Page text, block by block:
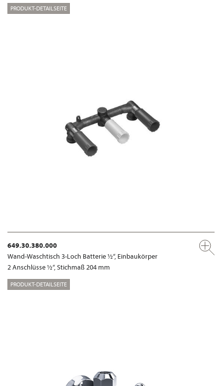
PRODUKT-DETAILSEITE
649.30.380.000
Wand-Waschtisch 3-Loch Batterie ½“, Einbaukörper
2 Anschlüsse ½“, Stichmaß 204 mm
PRODUKT-DETAILSEITE